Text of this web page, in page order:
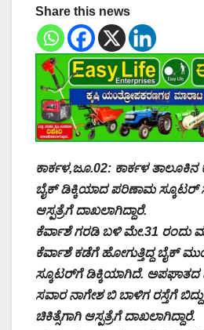
Share this news
ಕಾರ್ಕಳ,ಜೂ.02: ಕಾರ್ಕಳ
ಬೈಕ್ ಡಿಕ್ಕಿಯಾದ ಪರಿಣಾಮ ಸ್ಕೂಟರ್
ಆಸ್ಪತ್ರೆಗೆ ದಾಖಲಾಗಿದ್ದಾರೆ.
ಕೆರ್ವಾಶೆ ಗರಡಿ ಬಳಿ ಮೇ.31 ರಂದು
ಕೆರ್ವಾಶೆ ಕಡೆಗೆ ಹೋಗುತ್ತಿದ್ದ ಬೈಕ್
ಸ್ಕೂಟರ್‌ಗೆ ಡಿಕ್ಕಿಯಾಗಿದೆ.
ಸವಾರ ನಾಗೇಶ ಬಿ ಬಾಳಿಗ ರಸ್ತೆಗೆ
ಚಿಕಿತ್ಸೆಗಾಗಿ ಆಸ್ಪತ್ರೆಗೆ ದಾಖಲಾಗಿದ್ದಾರೆ.